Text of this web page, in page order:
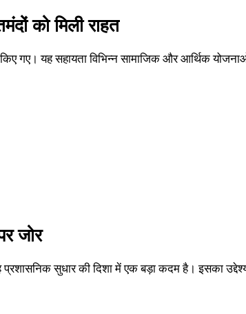
को मिली राहत
गए। यह सहायता विभिन्न सामाजिक और आर्थिक
जोर
प्रशासनिक सुधार की दिशा में एक बड़ा कदम है। इसका